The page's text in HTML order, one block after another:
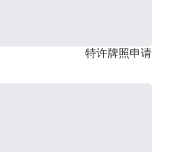
特许牌照申请